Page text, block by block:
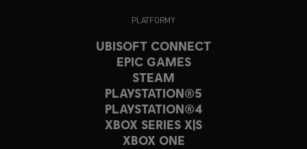
PLATFORMY
UBISOFT CONNECT
EPIC GAMES
STEAM
PLAYSTATION®5
PLAYSTATION®4
XBOX SERIES X|S
XBOX ONE